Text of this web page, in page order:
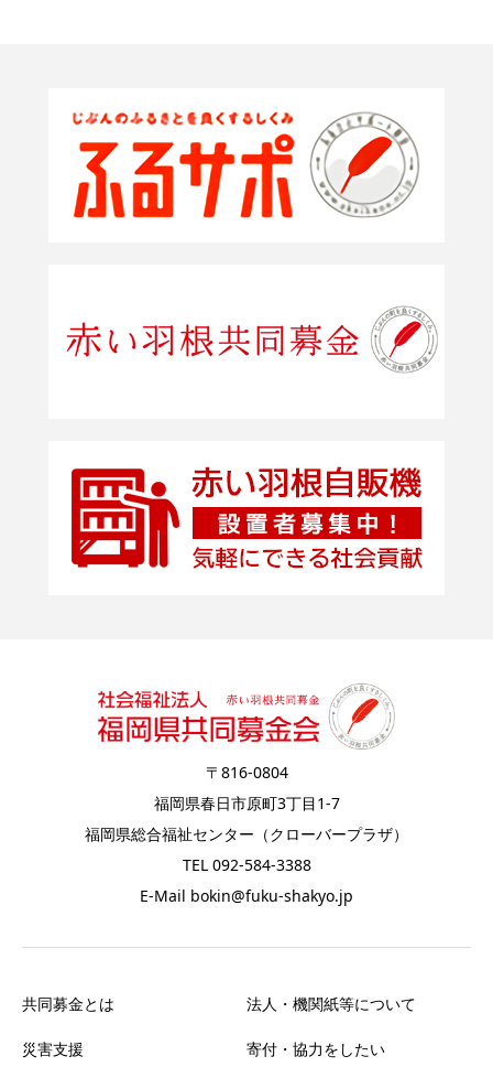
〒816-0804
福岡県春日市原町3丁目1-7
福岡県総合福祉センター（クローバープラザ）
TEL 092-584-3388
E-Mail bokin@fuku-shakyo.jp
共同募金とは
災害支援
法人・機関紙等について
寄付・協力をしたい